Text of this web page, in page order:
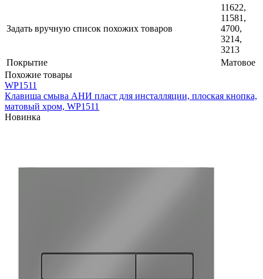
Задать вручную список похожих товаров
11622,
11581,
4700,
3214,
3213
Покрытие
Матовое
Похожие товары
WP1511
Клавиша смыва АНИ пласт для инсталляции, плоская кнопка,
матовый хром, WP1511
Новинка